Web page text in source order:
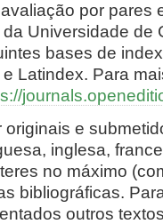
por pares
Universidade de
bases de
Latindex. Para
e
inglesa,
no máximo
bibliográficas.
outros